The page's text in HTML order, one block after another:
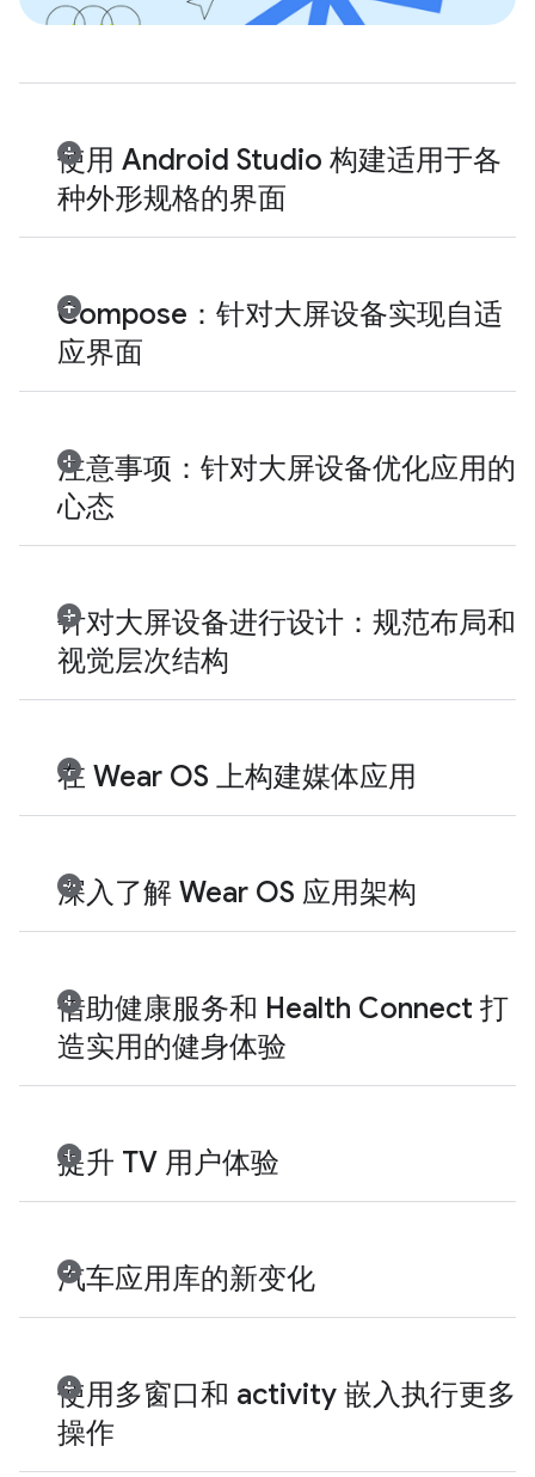
使用 Android Studio 构建适用于各
种外形规格的界面
Compose：针对大屏设备实现自适
应界面
注意事项：针对大屏设备优化应用的
心态
针对大屏设备进行设计：规范布局和
视觉层次结构
在 Wear OS 上构建媒体应用
深入了解 Wear OS 应用架构
借助健康服务和 Health Connect 打
造实用的健身体验
提升 TV 用户体验
汽车应用库的新变化
使用多窗口和 activity 嵌入执行更多
操作